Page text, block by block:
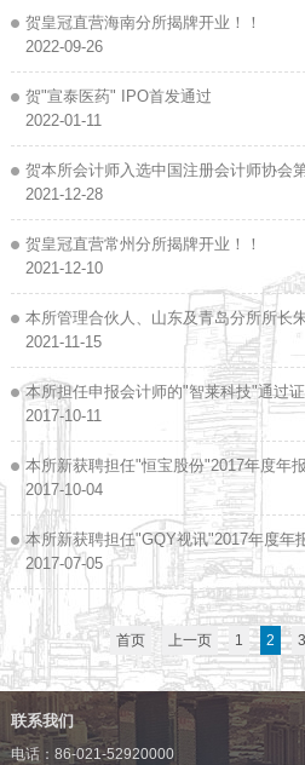
贺皇冠直营海南分所揭牌开业！！
2022-09-26
贺"宣泰医药" IPO首发通过
2022-01-11
贺本所会计师入选中国注册会计师协会
2021-12-28
贺皇冠直营常州分所揭牌开业！！
2021-12-10
本所管理合伙人、山东及青岛分所所长
首...
2021-11-15
本所担任申报会计师的"智莱科技"通过
2017-10-11
本所新获聘担任"恒宝股份"2017年度年
2017-10-04
本所新获聘担任"GQY视讯"2017年度年
2017-07-05
首页 上一页 1 2 3
联系我们
电话：86-021-52920000